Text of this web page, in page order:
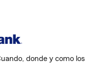
donde y como los